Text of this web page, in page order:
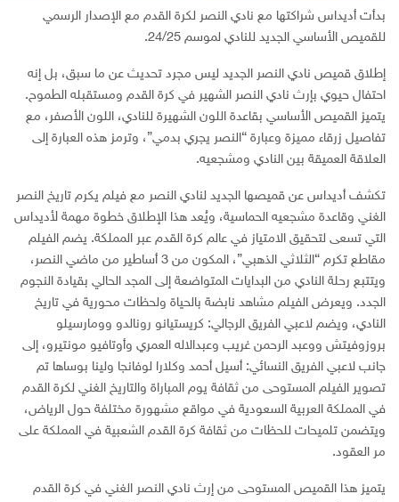
بدأت أديداس شراكتها مع نادي النصر لكرة القدم مع الإصدار الرسمي
للقميص الأساسي الجديد للنادي لموسم 24/25.
إطلاق قميص نادي النصر الجديد ليس مجرد تحديث عن ما سبق، بل إنه
احتفال حيوي بإرث نادي النصر الشهير في كرة القدم ومستقبله الطموح.
يتميز القميص الأساسي بقاعدة اللون الشهيرة للنادي، اللون الأصفر، مع
تفاصيل زرقاء مميزة وعبارة “النصر يجري بدمي”، وترمز هذه العبارة إلى
العلاقة العميقة بين النادي ومشجعيه.
تكشف أديداس عن قميصها الجديد لنادي النصر مع فيلم يكرم تاريخ النصر
الغني وقاعدة مشجعيه الحماسية، ويُعد هذا الإطلاق خطوة مهمة لأديداس
التي تسعى لتحقيق الامتياز في عالم كرة القدم عبر المملكة. يضم الفيلم
مقاطع تكرم “الثلاثي الذهبي”، المكون من 3 أساطير من ماضي النصر،
ويتتبع رحلة النادي من البدايات المتواضعة إلى المجد الحالي بقيادة النجوم
الجدد. ويعرض الفيلم مشاهد نابضة بالحياة ولحظات محورية في تاريخ
النادي، ويضم لاعبي الفريق الرجالي: كريستيانو رونالدو وومارسيلو
بروزوفيتش ووعبد الرحمن غريب وعبدالاله العمري وأوتافيو مونتيرو، إلى
جانب لاعبي الفريق النسائي: أسيل أحمد وكلارا لوفانجا ولينا بوساها تم
تصوير الفيلم المستوحى من ثقافة يوم المباراة والتاريخ الغني لكرة القدم
في المملكة العربية السعودية في مواقع مشهورة مختلفة حول الرياض،
ويتضمن تلميحات للحظات من ثقافة كرة القدم الشعبية في المملكة على
مر العقود.
يتميز هذا القميص المستوحى من إرث نادي النصر الغني في كرة القدم